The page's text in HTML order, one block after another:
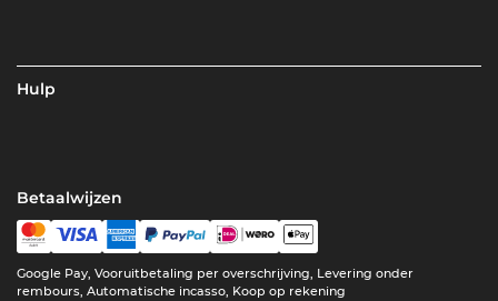
Hulp
Betaalwijzen
Google Pay, Vooruitbetaling per overschrijving, Levering onder
rembours, Automatische incasso, Koop op rekening